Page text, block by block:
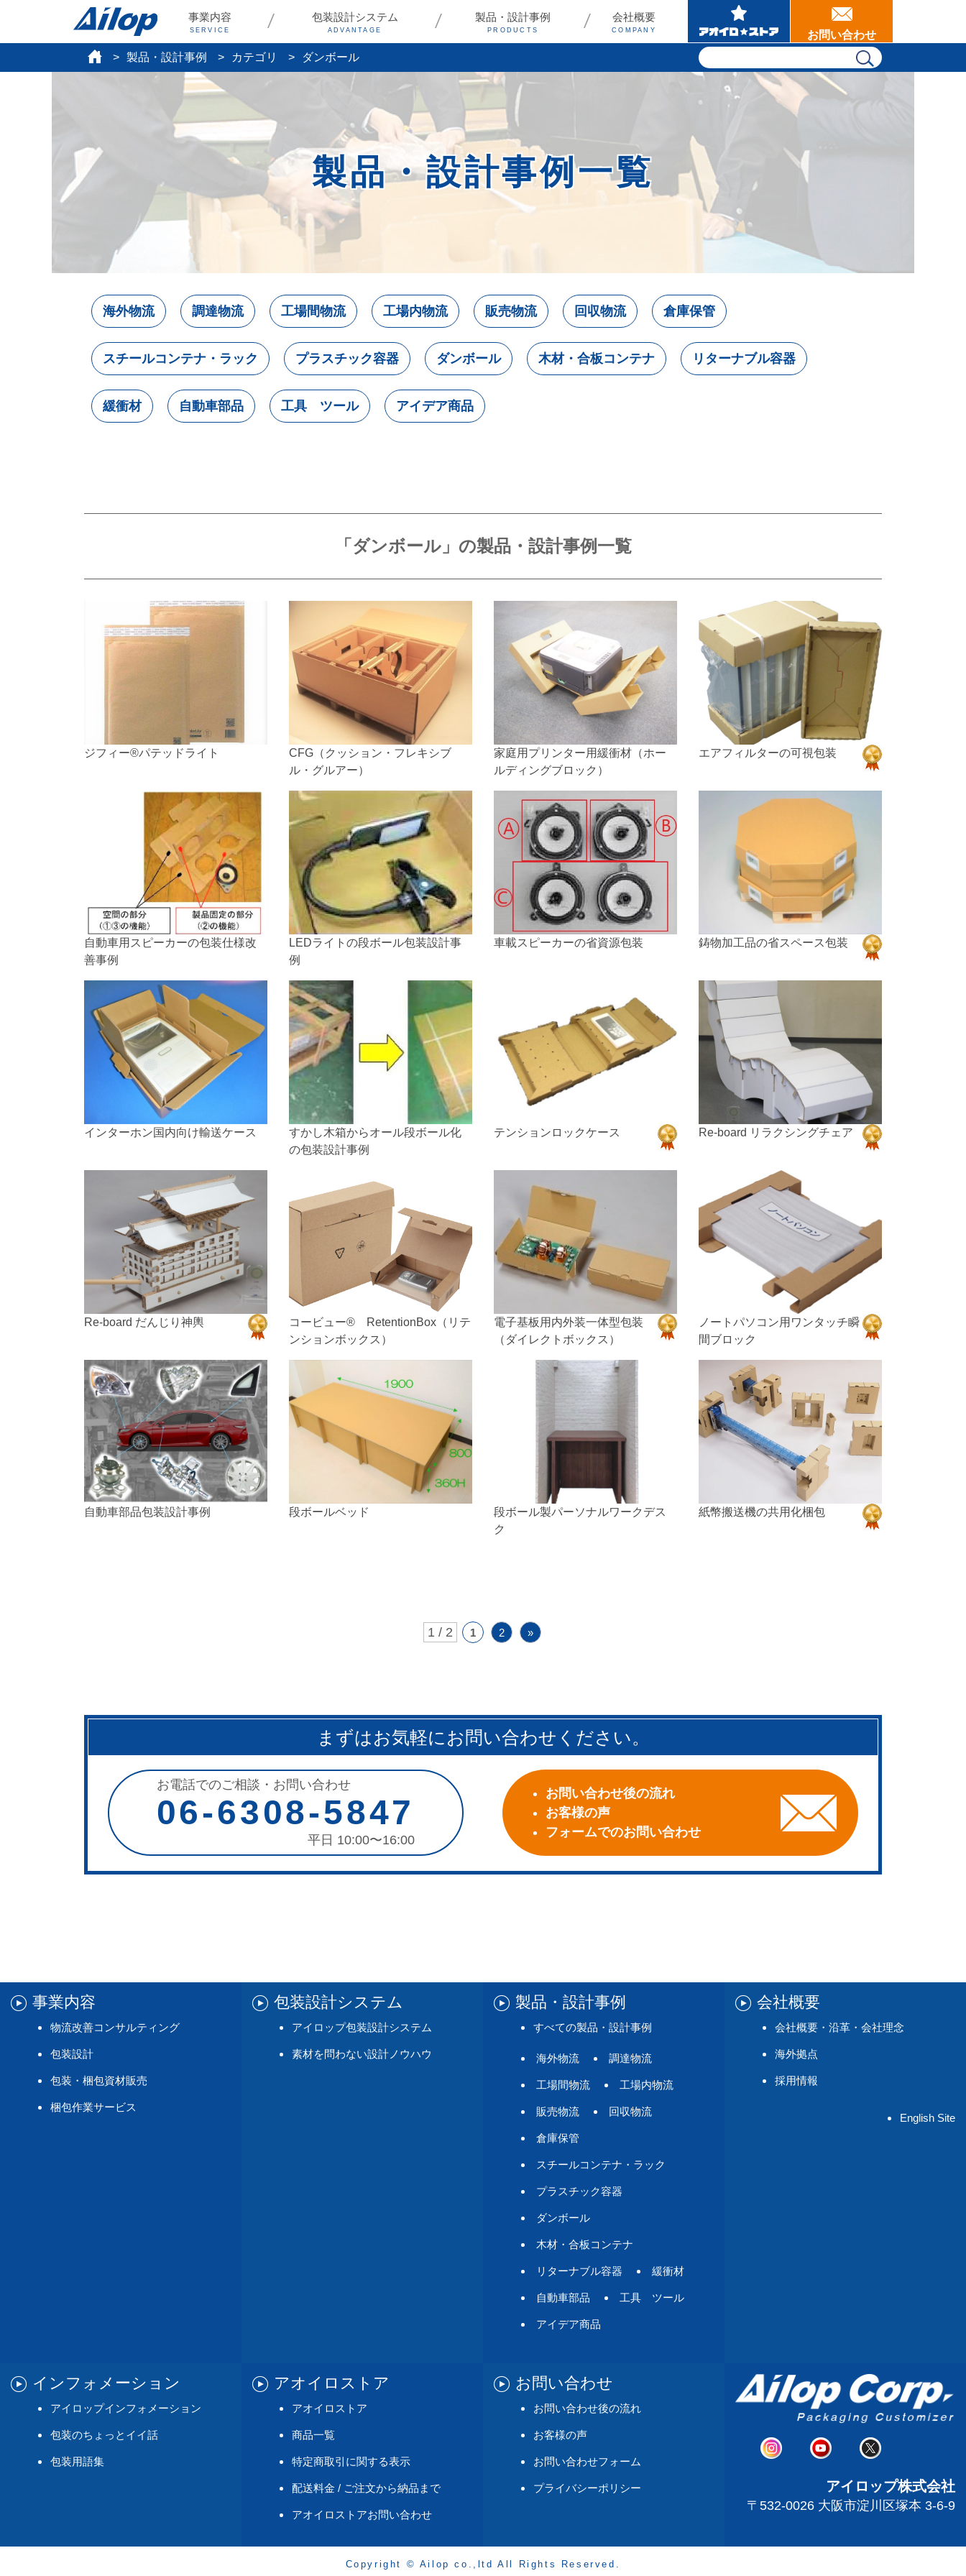
事業内容
SERVICE
包装設計システム
ADVANTAGE
製品・設計事例
PRODUCTS
会社概要
COMPANY
お問い合わせ
製品・設計事例
カテゴリ ダンボール
製品・設計事例一覧
海外物流 調達物流 工場間物流 工場内物流 販売物流 回収物流 倉庫保管
スチールコンテナ・ラック プラスチック容器 ダンボール 木材・合板コンテナ リターナブル容器
緩衝材 自動車部品 工具 ツール アイデア商品
「ダンボール」の製品・設計事例一覧
ジフィー®パテッドライト
CFG（クッション・フレキシブ
ル・グルアー）
家庭用プリンター用緩衝材（ホー
ルディングブロック）
エアフィルターの可視包装
自動車用スピーカーの包装仕様改
善事例
LEDライトの段ボール包装設計事
例
車載スピーカーの省資源包装 鋳物加工品の省スペース包装
インターホン国内向け輸送ケース
すかし木箱からオール段ボール化
の包装設計事例
テンションロックケース Re-board リラクシングチェア
Re-board だんじり神輿
コービュー® RetentionBox（リテ
ンションボックス）
電子基板用内外装一体型包装
（ダイレクトボックス）
ノートパソコン用ワンタッチ瞬
間ブロック
自動車部品包装設計事例 段ボールベッド
段ボール製パーソナルワークデス
ク
紙幣搬送機の共用化梱包
1 / 2 1 2 »
まずはお気軽にお問い合わせください。
お電話でのご相談・お問い合わせ
06-6308-5847
平日 10:00〜16:00
お問い合わせ後の流れ
お客様の声
フォームでのお問い合わせ
事業内容
物流改善コンサルティング
包装設計
包装・梱包資材販売
梱包作業サービス
包装設計システム
アイロップ包装設計システム
素材を問わない設計ノウハウ
製品・設計事例
すべての製品・設計事例
海外物流 調達物流
工場間物流 工場内物流
販売物流 回収物流
倉庫保管
スチールコンテナ・ラック
プラスチック容器
ダンボール
木材・合板コンテナ
リターナブル容器 緩衝材
自動車部品 工具 ツール
アイデア商品
会社概要
会社概要・沿革・会社理念
海外拠点
採用情報
English Site
インフォメーション
アイロップインフォメーション
包装のちょっとイイ話
包装用語集
アオイロストア
アオイロストア
商品一覧
特定商取引に関する表示
配送料金 / ご注文から納品まで
アオイロストアお問い合わせ
お問い合わせ
お問い合わせ後の流れ
お客様の声
お問い合わせフォーム
プライバシーポリシー アイロップ株式会社
〒532-0026 大阪市淀川区塚本 3-6-9
Copyright © Ailop co.,ltd All Rights Reserved.